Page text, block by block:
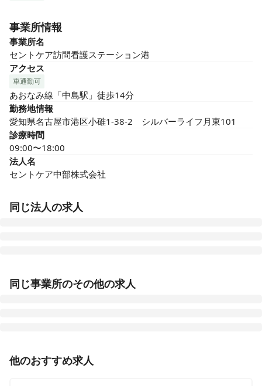
事業所情報
事業所名
セントケア訪問看護ステーション港
アクセス
車通勤可
あおなみ線「中島駅」徒歩14分
勤務地情報
愛知県名古屋市港区小碓1-38-2　シルバーライフ月東101
診療時間
09:00〜18:00
法人名
セントケア中部株式会社
同じ法人の求人
愛知県名古屋市中川区打中2-14
セントケア訪問看護ステーション栄生
同じ事業所のその他の求人
正看護師 正社員（常勤）
経験者募集《名古屋市港区》2024年7月オープン♪信頼
他のおすすめ求人